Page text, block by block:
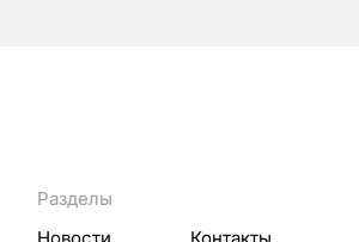
Разделы